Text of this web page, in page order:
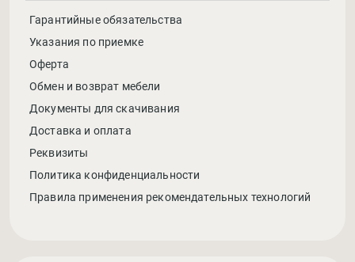
Гарантийные обязательства
Указания по приемке
Оферта
Обмен и возврат мебели
Документы для скачивания
Доставка и оплата
Реквизиты
Политика конфиденциальности
Правила применения рекомендательных технологий